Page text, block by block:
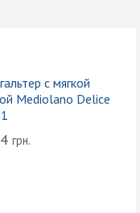
с мягкой
Mediolano Delice
грн.